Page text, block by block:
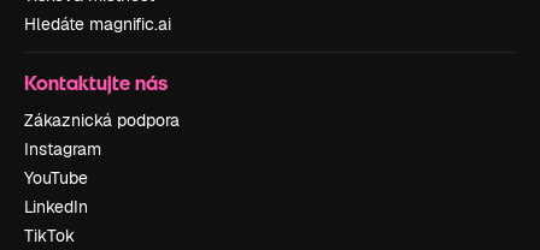
Hledáte magnific.ai
Kontaktujte nás
Zákaznická podpora
Instagram
YouTube
LinkedIn
TikTok